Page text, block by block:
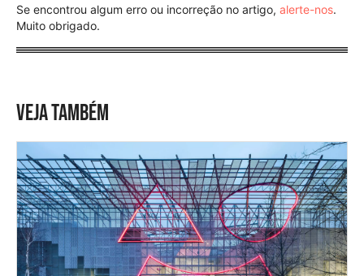
Se encontrou algum erro ou incorreção no artigo, alerte-nos.
Muito obrigado.
VEJA TAMBÉM